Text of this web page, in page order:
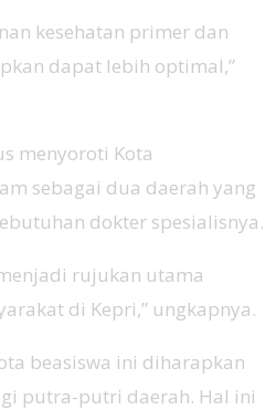
kesehatan primer dan
dapat lebih optimal,”
menyoroti Kota
sebagai dua daerah yang
dokter spesialisnya.
rujukan utama
di Kepri,” ungkapnya.
beasiswa ini diharapkan
putra-putri daerah. Hal ini